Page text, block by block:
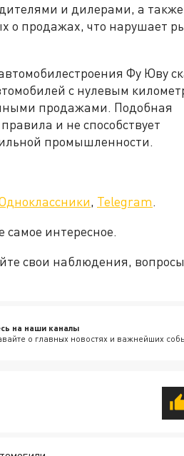
и дилерами, а
о продажах, что нарушает
Фу Юву
с нулевым
продажами. Подобная
и не способствует
промышленности.
, Telegram.
самое интересное.
свои наблюдения,
на наши каналы
о главных новостях и важнейших